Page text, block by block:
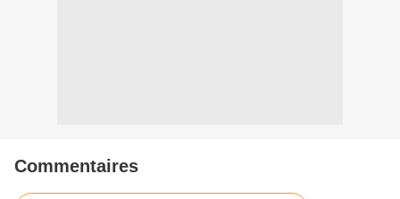
Commentaires